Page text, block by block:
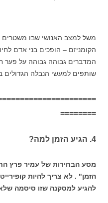
משל למצב האנושי שבו
הקומניזם – הופכים בני אדם
המדברים גבוהה גבוהה על פער
שותפים למעשי הנבלה הגדולים
========
4. הגיע הזמן למה?
מסע הבחירות של עמיר פרץ
הזמן" . לא צריך להיות
להגיע למסקנה שזו סיסמה